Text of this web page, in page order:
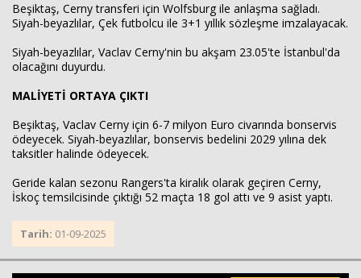
Beşiktaş, Cerny transferi için Wolfsburg ile anlaşma sağladı.
Siyah-beyazlılar, Çek futbolcu ile 3+1 yıllık sözleşme imzalayacak.
Siyah-beyazlılar, Vaclav Cerny'nin bu akşam 23.05'te İstanbul'da
olacağını duyurdu.
MALİYETİ ORTAYA ÇIKTI
Beşiktaş, Vaclav Cerny için 6-7 milyon Euro civarında bonservis
ödeyecek. Siyah-beyazlılar, bonservis bedelini 2029 yılına dek
taksitler halinde ödeyecek.
Geride kalan sezonu Rangers'ta kiralık olarak geçiren Cerny,
İskoç temsilcisinde çıktığı 52 maçta 18 gol attı ve 9 asist yaptı.
Tarih: 01-09-2025